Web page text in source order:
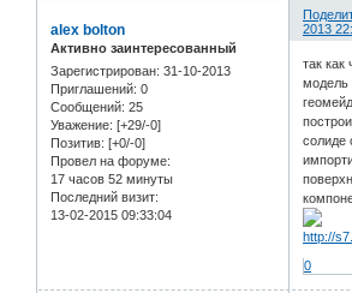
2013
alex bolton
Активно заинтересованный
Зарегистрирован: 31-10-2013
Приглашений: 0
Сообщений: 25
Уважение: [+29/-0]
Позитив: [+0/-0]
Провел на форуме:
17 часов 52 минуты
Последний визит:
13-02-2015 09:33:04
так
модель
солиде
0